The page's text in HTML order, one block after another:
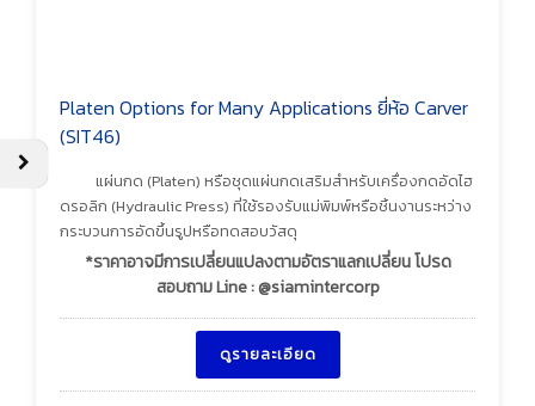
Platen Options for Many Applications ยี่ห้อ Carver
(SIT46)
แผ่นกด (Platen) หรือชุดแผ่นกดเสริมสำหรับเครื่องกดอัดไฮ
ดรอลิก (Hydraulic Press) ที่ใช้รองรับแม่พิมพ์หรือชิ้นงานระหว่าง
กระบวนการอัดขึ้นรูปหรือทดสอบวัสดุ
*ราคาอาจมีการเปลี่ยนแปลงตามอัตราแลกเปลี่ยน โปรด
สอบถาม Line : @siamintercorp
ดูรายละเอียด